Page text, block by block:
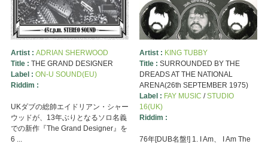
Artist : ADRIAN SHERWOOD
Title : THE GRAND DESIGNER
Label : ON-U SOUND(EU)
Riddim :
UKダブの総帥エイドリアン・シャー
ウッドが、13年ぶりとなるソロ名義
での新作『The Grand Designer』を
6 ...
Artist : KING TUBBY
Title : SURROUNDED BY THE
DREADS AT THE NATIONAL
ARENA(26th SEPTEMBER 1975)
Label : FAY MUSIC /STUDIO
16(UK)
Riddim :
76年[DUB名盤!] 1. I Am、 I Am The